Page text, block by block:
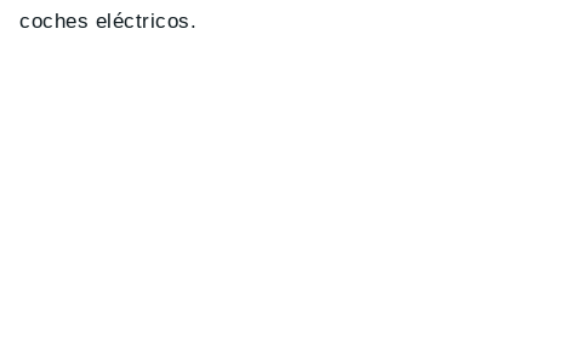
coches eléctricos.